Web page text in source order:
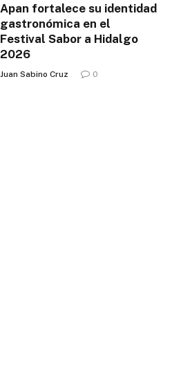
Apan fortalece su identidad
gastronómica en el
Festival Sabor a Hidalgo
2026
Juan Sabino Cruz 0